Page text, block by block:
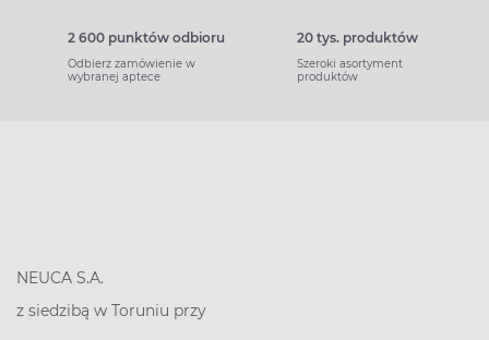
2 600 punktów odbioru
Odbierz zamówienie w
wybranej aptece
20 tys. produktów
Szeroki asortyment
produktów
NEUCA S.A.
z siedzibą w Toruniu przy